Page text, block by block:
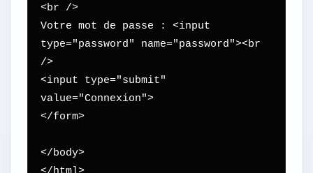
<br />
Votre mot de passe : <input
type="password" name="password"><br
/>
<input type="submit"
value="Connexion">
</form>
</body>